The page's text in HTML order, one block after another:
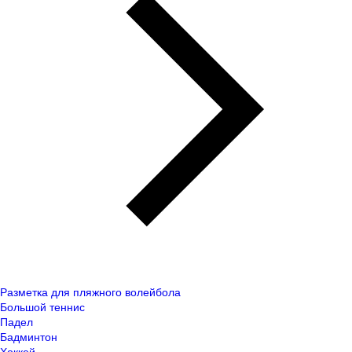
Разметка для пляжного волейбола
Большой теннис
Падел
Бадминтон